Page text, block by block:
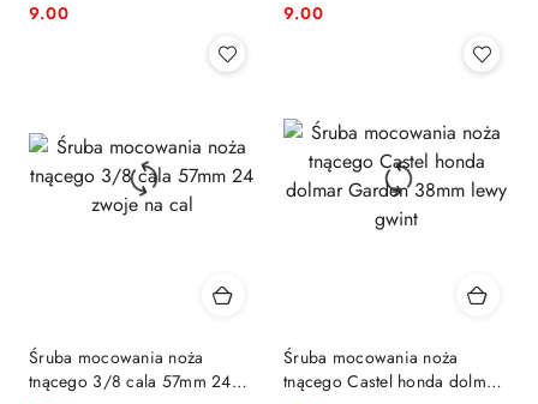
Cena:
9.00 Cena:
9.00
Śruba mocowania noża
tnącego 3/8 cala 57mm 24
Śruba mocowania noża
tnącego Castel honda dolmar